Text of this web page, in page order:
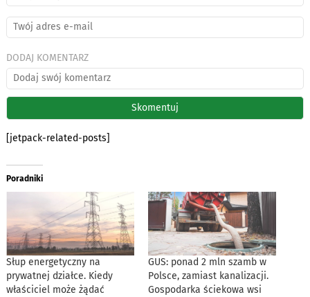
DODAJ KOMENTARZ
[jetpack-related-posts]
Poradniki
Słup energetyczny na
prywatnej działce. Kiedy
właściciel może żądać
GUS: ponad 2 mln szamb w
Polsce, zamiast kanalizacji.
Gospodarka ściekowa wsi